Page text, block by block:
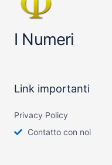
I Numeri
Link importanti
Privacy Policy
Contatto con noi